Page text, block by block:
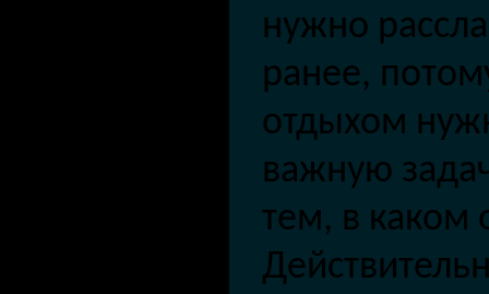
нужно
ранее,
отдыхом
важную
тем, в каком